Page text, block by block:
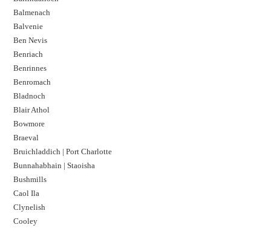
Balmenach
Balvenie
Ben Nevis
Benriach
Benrinnes
Benromach
Bladnoch
Blair Athol
Bowmore
Braeval
Bruichladdich | Port Charlotte
Bunnahabhain | Staoisha
Bushmills
Caol Ila
Clynelish
Cooley